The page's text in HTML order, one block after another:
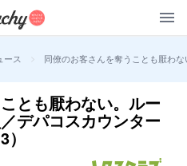
ース > 同僚のお客さんを奪うことも厭わ
とも厭わない。ルー
デパコスカウンター